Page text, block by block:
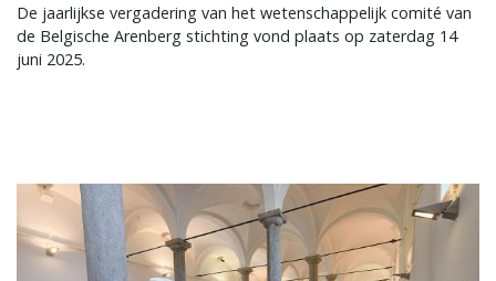
De jaarlijkse vergadering van het wetenschappelijk comité van
de Belgische Arenberg stichting vond plaats op zaterdag 14
juni 2025.
Afbeelding